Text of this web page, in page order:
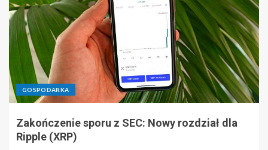
GOSPODARKA
Zakończenie sporu z SEC: Nowy rozdział dla
Ripple (XRP)